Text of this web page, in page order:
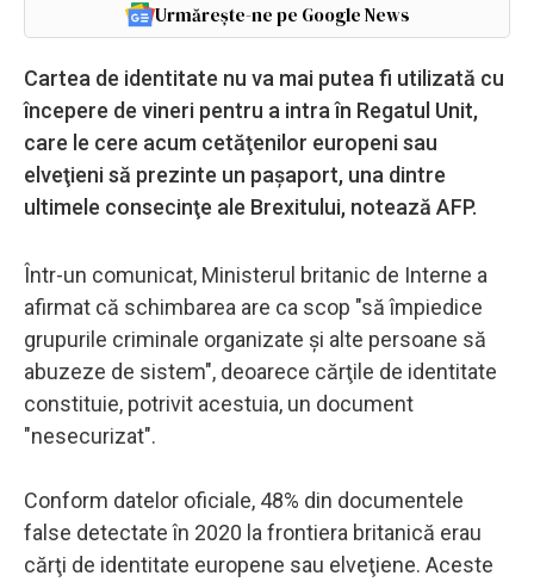
Urmărește-ne pe Google News
Cartea de identitate nu va mai putea fi utilizată cu
începere de vineri pentru a intra în Regatul Unit,
care le cere acum cetăţenilor europeni sau
elveţieni să prezinte un paşaport, una dintre
ultimele consecinţe ale Brexitului, notează AFP.
Într-un comunicat, Ministerul britanic de Interne a
afirmat că schimbarea are ca scop "să împiedice
grupurile criminale organizate şi alte persoane să
abuzeze de sistem", deoarece cărţile de identitate
constituie, potrivit acestuia, un document
"nesecurizat".
Conform datelor oficiale, 48% din documentele
false detectate în 2020 la frontiera britanică erau
cărţi de identitate europene sau elveţiene. Aceste